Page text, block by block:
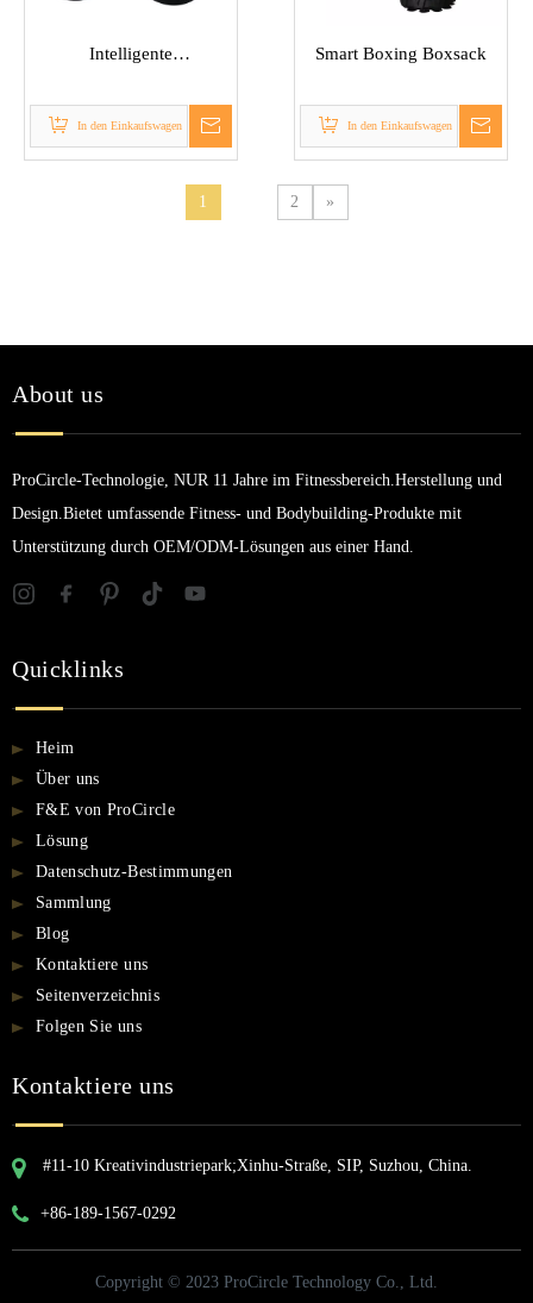
Intelligente
In den Einkaufswagen
Smart Boxing Boxsack
In den Einkaufswagen
1 2 »
About us
ProCircle-Technologie, NUR 11 Jahre im Fitnessbereich.Herstellung und
Design.Bietet umfassende Fitness- und Bodybuilding-Produkte mit
Unterstützung durch OEM/ODM-Lösungen aus einer Hand.
Quicklinks
Heim
Über uns
F&E von ProCircle
Lösung
Datenschutz-Bestimmungen
Sammlung
Blog
Kontaktiere uns
Seitenverzeichnis
Folgen Sie uns
Kontaktiere uns
#11-10 Kreativindustriepark;Xinhu-Straße, SIP, Suzhou, China.
+86-189-1567-0292
Copyright © 2023 ProCircle Technology Co., Ltd.